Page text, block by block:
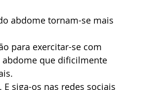
abdome tornam-se mais
para exercitar-se com
que dificilmente
siga-os nas redes sociais